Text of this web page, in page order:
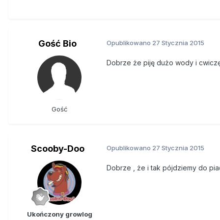
Istnieją nawet naukowcy,
wystąpieniu.
w tym zakresie.
Ceballos wyjaśnia, że gdy
Gość Bio
Gość
Opublikowano 27 Stycznia 2015
Dobrze że piję dużo wody i
Scooby-Doo
Ukończony growlog
Opublikowano 27 Stycznia 2015
Dobrze , że i tak pójdziemy do